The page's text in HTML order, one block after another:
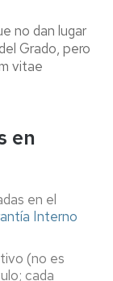
no dan lugar
Grado, pero
vitae
en
en el
Interno
(no es
cada